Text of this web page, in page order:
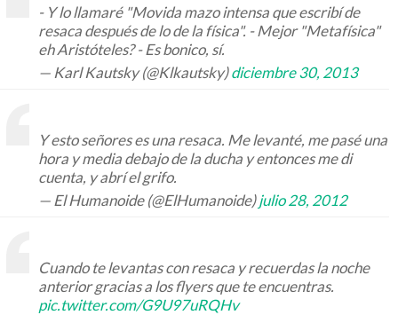
- Y lo llamaré "Movida mazo intensa que escribí de
resaca después de lo de la física". - Mejor "Metafísica"
eh Aristóteles? - Es bonico, sí.
— Karl Kautsky (@Klkautsky)diciembre 30, 2013
Y esto señores es una resaca. Me levanté, me pasé una
hora y media debajo de la ducha y entonces me di
cuenta, y abrí el grifo.
— El Humanoide (@ElHumanoide)julio 28, 2012
Cuando te levantas con resaca y recuerdas la noche
anterior gracias a los flyers que te encuentras.
pic.twitter.com/G9U97uRQHv